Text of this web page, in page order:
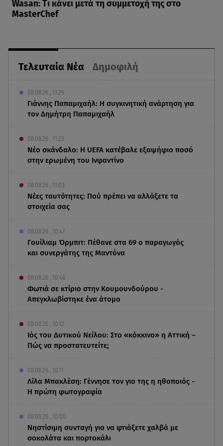
Τελευταία Νέα Δημοφιλή
08.08.26 , 11:29
Γιάννης Παπαμιχαήλ: Η συγκινητική ανάρτηση για
τον Δημήτρη Παπαμιχαήλ
08.08.26 , 11:23
Νέο σκάνδαλο: Η UEFA κατέβαλε εξαψήφιο ποσό
στην ερωμένη του Ινφαντίνο
08.08.26 , 11:03
Νέες ταυτότητες: Πού πρέπει να αλλάξετε τα
στοιχεία σας
08.08.26 , 10:47
Γουίλιαμ Όρμπιτ: Πέθανε στα 69 ο παραγωγός
και συνεργάτης της Μαντόνα
08.08.26 , 10:46
Φωτιά σε κτίριο στην Κουμουνδούρου -
Απεγκλωβίστηκε ένα άτομο
08.08.26 , 10:12
Ιός του Δυτικού Νείλου: Στο «κόκκινο» η Αττική –
Πώς να προστατευτείτε;
08.08.26 , 10:11
Λίλα Μπακλέση: Γέννησε τον γιο της η ηθοποιός -
Η πρώτη φωτογραφία
08.08.26 , 10:00
Νηστίσιμη συνταγή για να φτιάξετε χαλβά με
σοκολάτα και πορτοκάλι
Wasan: Tι κάνει μετά τη συμμετοχή της στο
MasterChef